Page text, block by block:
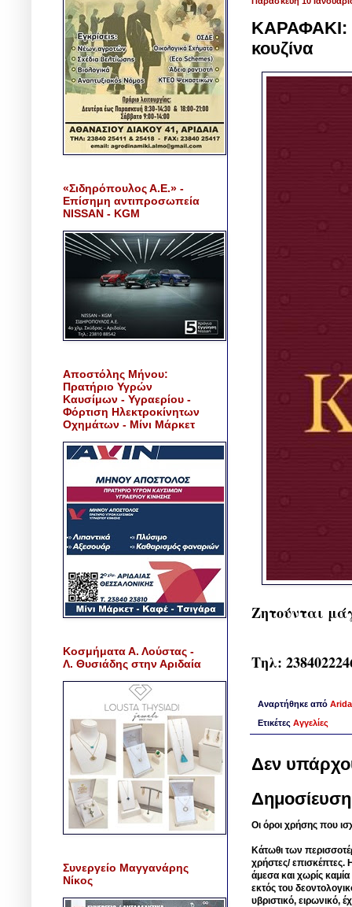
ΚΑΡΑΦΑΚΙ:
κουζίνα
Ζητούνται
Τηλ:
Αναρτήθηκε από
Ετικέτες Αγγελίες
Δεν
Οι όροι χρήσης που
Κάτωθι των
χρήστες/ επισκέπτες.
άμεσα και χωρίς
εκτός του
υβριστικό, ειρωνικό,
«Σιδηρόπουλος Α.Ε.» -
Επίσημη αντιπροσωπεία
NISSAN - KGM
Αποστόλης Μήνου:
Πρατήριο Υγρών
Καυσίμων - Υγραερίου -
Φόρτιση Ηλεκτροκίνητων
Οχημάτων - Μίνι Μάρκετ
Κοσμήματα Α. Λούστας -
Λ. Θυσιάδης στην Αριδαία
Συνεργείο Μαγγανάρης
Νίκος